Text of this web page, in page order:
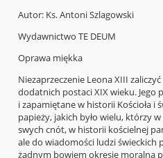
Autor: Ks. Antoni Szlagowski
Wydawnictwo TE DEUM
Oprawa miękka
Niezaprzeczenie Leona XIII
dodatnich postaci XIX wieku. Jego
i zapamiętane w historii Kościoła i
papieży, jakich było wielu, którzy
swych cnót, w historii kościelnej
ale do wiadomości ludzi świeckich
żadnym bowiem okresie moralna